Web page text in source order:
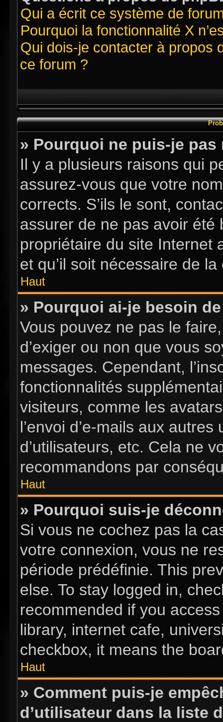
Qui a écrit ce système de
Pourquoi la fonctionnalité X
Qui dois-je contacter à propos
ce forum ?
» Pourquoi ne puis-je pas
Il y a plusieurs raisons qui
assurez-vous que votre
corrects. S’ils le sont,
assurer de ne pas avoir
propriétaire du site Internet
et qu’il soit nécessaire de la
Haut
» Pourquoi ai-je besoin
Vous pouvez ne pas le
d’exiger ou non que vous
messages. Cependant,
fonctionnalités
visiteurs, comme les
l’envoi d’e-mails aux
d’utilisateurs, etc. Cela ne
recommandons par
Haut
» Pourquoi suis-je
Si vous ne cochez pas la
votre connexion, vous ne
période prédéfinie. This
else. To stay logged in,
recommended if you
library, internet cafe,
checkbox, it means the
Haut
» Comment puis-je
d’utilisateur dans la liste